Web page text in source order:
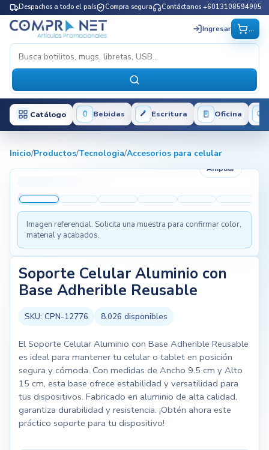
Despachos a todo el país Compra segura Contáctanos +6013108594905
Ingresar ...
Catálogo Bebidas Escritura Oficina
Inicio/Productos/Tecnologia/Accesorios para celular
Ampliar
Imagen referencial. Solicita una muestra para confirmar color,
material y acabados.
Soporte Celular Aluminio con
Base Adherible Reusable
SKU: CPN-12776 8.026 disponibles
El Soporte Celular Aluminio con Base Adherible Reusable
es ideal para mantener tu celular o tablet en posición
segura y cómoda. Con medidas de Ancho 9.5 cm y Alto
15 cm, esta base ofrece estabilidad y versatilidad para
tus dispositivos. Fabricado en aluminio de alta calidad,
garantiza durabilidad y resistencia. ¡Obtén ahora este
práctico soporte para tu dispositivo!